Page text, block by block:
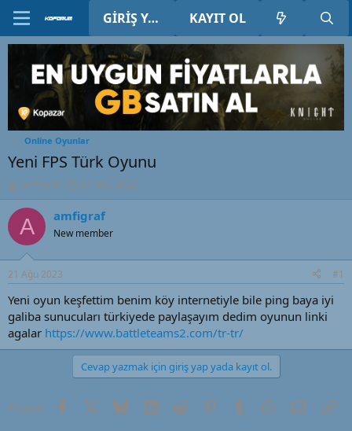
GIRIŞ YAP KAYIT OL
Online Oyunlar
Yeni FPS Türk Oyunu
K
o
n
u
u
B
a
ş
a
t
a
amfigraf
B
a
ş
l
a
ı
ç
t
a
r
i
h
i
21 Ağu 2023
A amfigraf
New member
21 Ağu 2023 #1
Yeni oyun keşfettim benim köy internetiyle bile ping baya iyi
galiba sunucuları türkiyede paylaşayım dedim oyunun linki
agalar https://www.battleteams2.com/tr-tr/
Cevap yazmak için giriş yap yada kayıt ol.
Paylaş: FacebookX (Twitter)
BlueskyLinkedInReddit PinterestTumblr WhatsApp
E-posta